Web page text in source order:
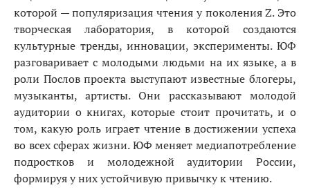
которой — популяризация чтения у поколения Z. Это
творческая лаборатория, в которой создаются
культурные тренды, инновации, эксперименты. ЮФ
разговаривает с молодыми людьми на их языке, а в
роли Послов проекта выступают известные блогеры,
музыканты, артисты. Они рассказывают молодой
аудитории о книгах, которые стоит прочитать, и о
том, какую роль играет чтение в достижении успеха
во всех сферах жизни. ЮФ меняет медиапотребление
подростков и молодежной аудитории России,
формируя у них устойчивую привычку к чтению.